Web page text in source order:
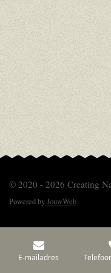
© 2020 - 2026 Creating
Powered byJouwWeb
E-mailadres